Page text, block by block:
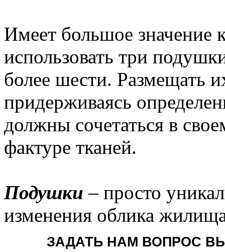
Имеет большое значение
использовать три
более шести. Размещать
придерживаясь
должны сочетаться в
фактуре тканей.
Подушки – просто
изменения облика
ЗАДАТЬ НАМ ВОПРОС